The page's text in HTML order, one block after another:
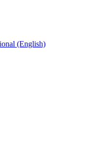
(English)